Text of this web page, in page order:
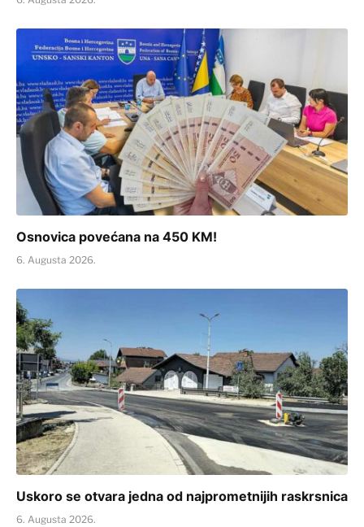
Osnovica povećana na 450 KM!
6. Augusta 2026.
Uskoro se otvara jedna od najprometnijih raskrsnica
6. Augusta 2026.